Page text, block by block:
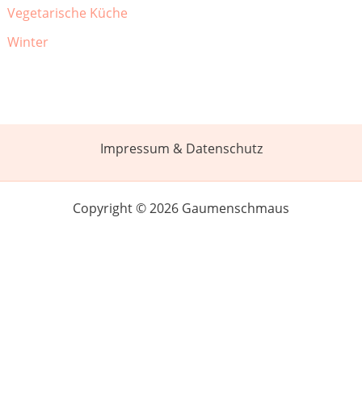
Vegetarische Küche
Winter
Impressum & Datenschutz
Copyright © 2026 Gaumenschmaus